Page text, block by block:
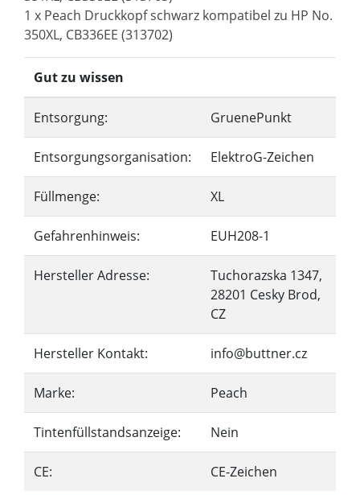
1 x Peach Druckkopf schwarz kompatibel zu HP No.
350XL, CB336EE (313702)
Gut zu wissen
Entsorgung: GruenePunkt
Entsorgungsorganisation: ElektroG-Zeichen
Füllmenge: XL
Gefahrenhinweis: EUH208-1
Hersteller Adresse:
Tuchorazska 1347,
28201 Cesky Brod,
CZ
Hersteller Kontakt: info@buttner.cz
Marke: Peach
Tintenfüllstandsanzeige: Nein
CE: CE-Zeichen